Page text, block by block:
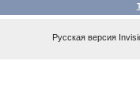
Русская версия